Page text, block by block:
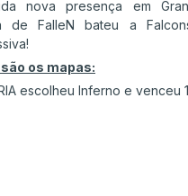
nova presença em
de FalleN bateu a
os mapas:
escolheu Inferno e venceu